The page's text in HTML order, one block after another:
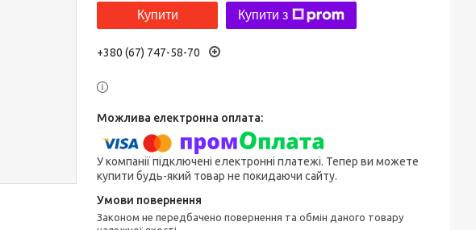
Купити Купити з
+380 (67) 747-58-70
У компанії підключені електронні платежі. Тепер ви можете
купити будь-який товар не покидаючи сайту.
Законом не передбачено повернення та обмін даного товару